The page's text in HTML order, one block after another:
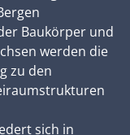
Baukörper und
werden die
zu den
sich in